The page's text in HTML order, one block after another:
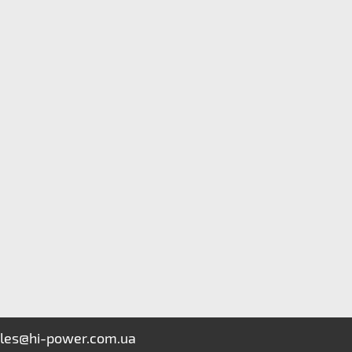
power.com.ua